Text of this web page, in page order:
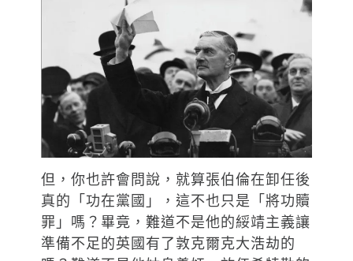
但，你也許會問說，就算張伯倫在卸任後
真的「功在黨國」，這不也只是「將功贖
罪」嗎？畢竟，難道不是他的綏靖主義讓
準備不足的英國有了敦克爾克大浩劫的